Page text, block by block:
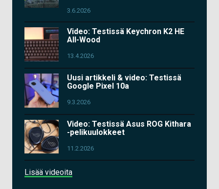
3.6.2026
Video: Testissä Keychron K2 HE
All-Wood
13.4.2026
Uusi artikkeli & video: Testissä
Google Pixel 10a
9.3.2026
Video: Testissä Asus ROG Kithara
-pelikuulokkeet
11.2.2026
Lisää videoita